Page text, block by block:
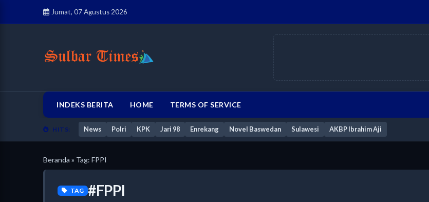
Jumat, 07 Agustus 2026
INDEKS BERITA HOME TERMS OF SERVICE
HITS: News Polri KPK Jari 98 Enrekang Novel Baswedan Sulawesi AKBP Ibrahim Aji
Beranda » Tag: FPPI
TAG #FPPI